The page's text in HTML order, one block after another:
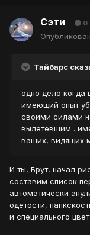
Сэти 0
Тайбарс
одно дело когда
имеющий опыт
своими силами
вылетевшим .
ваших, видящих
И ты, Брут, начал
составим список
автоматически
одетости,
и специального